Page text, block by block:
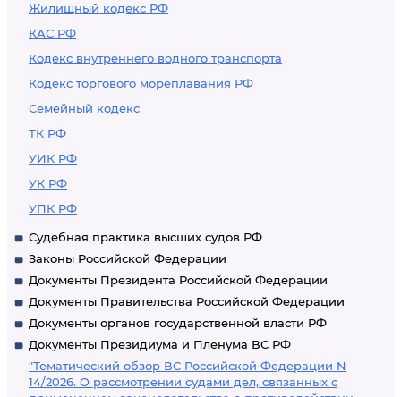
Жилищный кодекс РФ
КАС РФ
Кодекс внутреннего водного транспорта
Кодекс торгового мореплавания РФ
Семейный кодекс
ТК РФ
УИК РФ
УК РФ
УПК РФ
Судебная практика высших судов РФ
Законы Российской Федерации
Документы Президента Российской Федерации
Документы Правительства Российской Федерации
Документы органов государственной власти РФ
Документы Президиума и Пленума ВС РФ
"Тематический обзор ВС Российской Федерации N
14/2026. О рассмотрении судами дел, связанных с